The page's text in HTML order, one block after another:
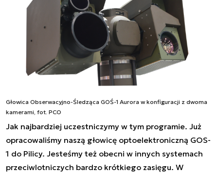
Głowica Obserwacyjno-Śledząca GOŚ-1 Aurora w konfiguracji z dwoma
kamerami, fot. PCO
Jak najbardziej uczestniczymy w tym programie. Już
opracowaliśmy naszą głowicę optoelektroniczną GOS-
1 do Pilicy. Jesteśmy też obecni w innych systemach
przeciwlotniczych bardzo krótkiego zasięgu. W